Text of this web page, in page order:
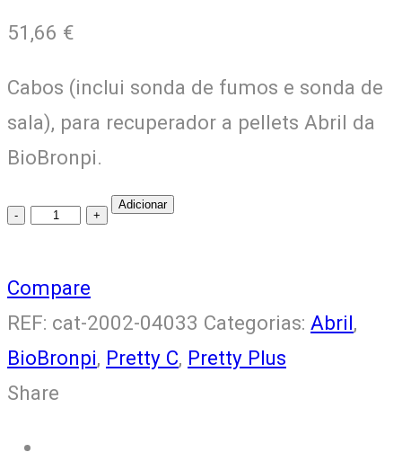
51,66 €
Cabos (inclui sonda de fumos e sonda de
sala), para recuperador a pellets Abril da
BioBronpi.
Cabos
Sonda
De
Fumos
e
Adicionar
Compare
REF: cat-2002-04033 Categorias: Abril,
BioBronpi, Pretty C, Pretty Plus
Share